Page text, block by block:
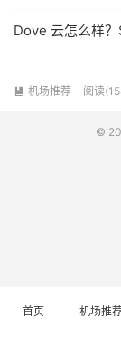
Dove 云怎么样
 机场推荐 阅读
©
首页 机场推